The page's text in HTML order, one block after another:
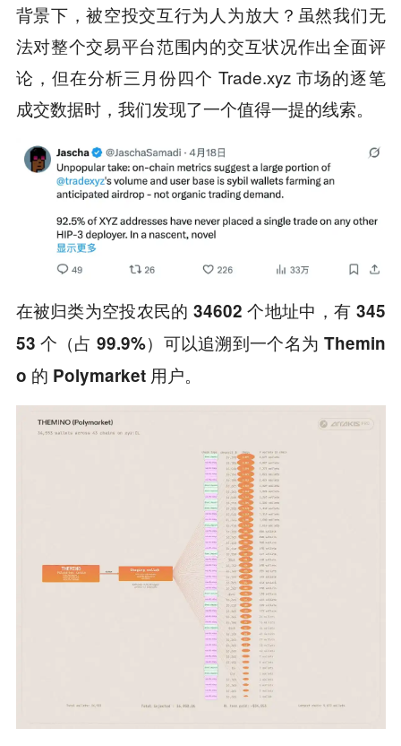
背景下，被空投交互行为人为放大？虽然我们无
法对整个交易平台范围内的交互状况作出全面评
论，但在分析三月份四个 Trade.xyz 市场的逐笔
成交数据时，我们发现了一个值得一提的线索。
在被归类为空投农民的 34602 个地址中，有 345
53 个（占 99.9%）可以追溯到一个名为 Themin
o 的 Polymarket 用户。